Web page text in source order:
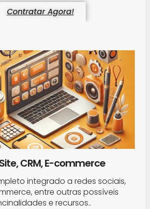
Contratar Agora!
CRM, E-commerce
integrado a redes sociais,
entre outras possíveis
e recursos..